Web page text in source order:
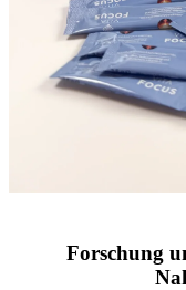
Forschung